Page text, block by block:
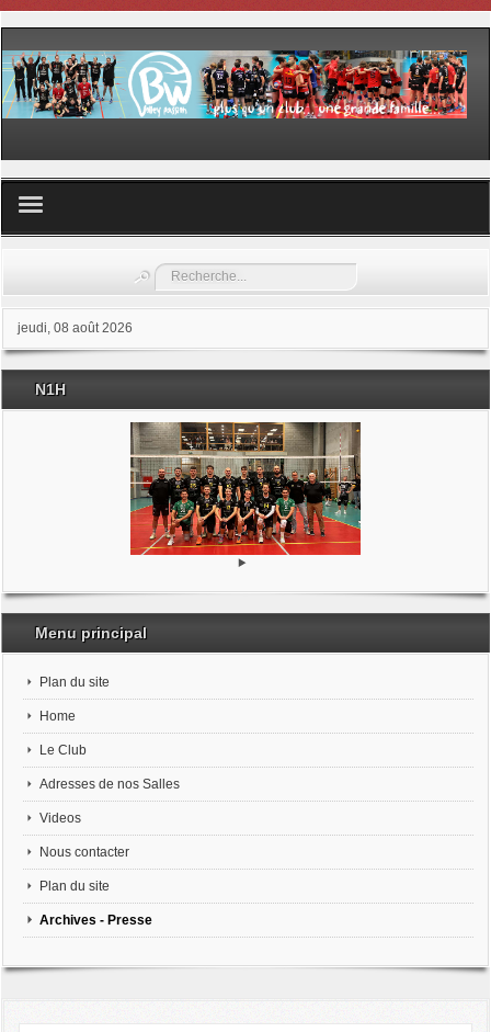
Les samedis du sport
Les stages
Documents
Rechercher
jeudi, 08 août 2026
N1H
Menu principal
Plan du site
Home
Le Club
Adresses de nos Salles
Videos
Nous contacter
Plan du site
Archives - Presse